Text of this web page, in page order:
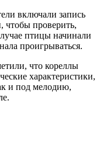
включали запись
чтобы проверить,
птицы начинали
проигрываться.
что кореллы
характеристики,
и под мелодию,